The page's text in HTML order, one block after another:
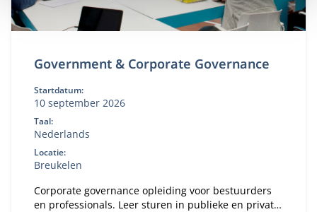
Government & Corporate Governance
Startdatum:
10 september 2026
Taal:
Nederlands
Locatie:
Breukelen
Corporate governance opleiding voor bestuurders
en professionals. Leer sturen in publieke en private